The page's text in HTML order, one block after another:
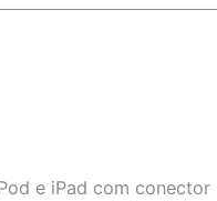
e iPad com conector